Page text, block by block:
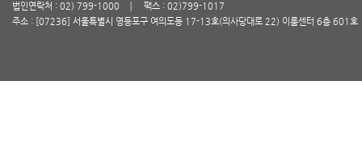
법인연락처 : 02) 799-1000
팩스 : 02)799-1017
주소 : [07236] 서울특별시 영등포구 여의도동 17-13호(의사당대로 22) 이룸센터 6층 601호